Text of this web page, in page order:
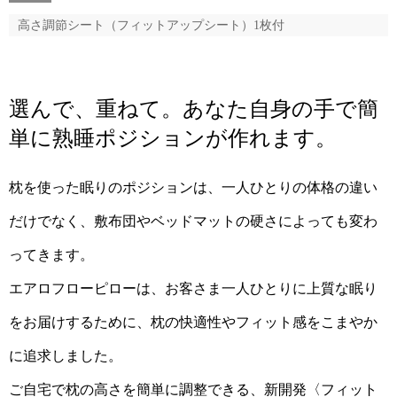
高さ調節シート（フィットアップシート）1枚付
選んで、重ねて。あなた自身の手で簡
単に熟睡ポジションが作れます。
枕を使った眠りのポジションは、一人ひとりの体格の違い
だけでなく、敷布団やベッドマットの硬さによっても変わ
ってきます。
エアロフローピローは、お客さま一人ひとりに上質な眠り
をお届けするために、枕の快適性やフィット感をこまやか
に追求しました。
ご自宅で枕の高さを簡単に調整できる、新開発〈フィット